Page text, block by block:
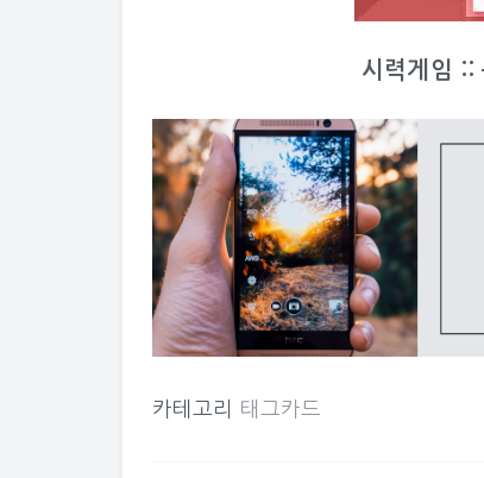
시력게임 ::
카테고리 태그카드